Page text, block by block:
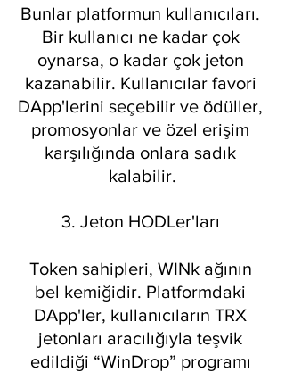
Bunlar platformun kullanıcıları.
Bir kullanıcı ne kadar çok
oynarsa, o kadar çok jeton
kazanabilir. Kullanıcılar favori
DApp'lerini seçebilir ve ödüller,
promosyonlar ve özel erişim
karşılığında onlara sadık
kalabilir.
3. Jeton HODLer'ları
Token sahipleri, WINk ağının
bel kemiğidir. Platformdaki
DApp'ler, kullanıcıların TRX
jetonları aracılığıyla teşvik
edildiği “WinDrop” programı